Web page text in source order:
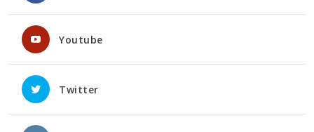
Youtube
Twitter